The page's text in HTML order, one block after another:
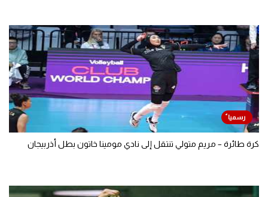
كرة طائرة – مريم متولي تنتقل إلى نادي مومينا خاتون بطل أذربيجان